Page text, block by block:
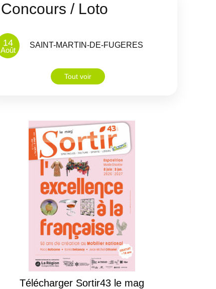
Concours / Loto
14
Août
SAINT-MARTIN-DE-FUGERES
Tout voir
Télécharger Sortir43 le mag